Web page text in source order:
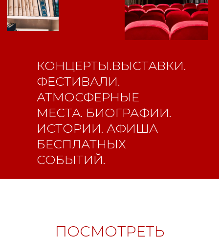
КОНЦЕРТЫ.ВЫСТАВКИ.
ФЕСТИВАЛИ.
АТМОСФЕРНЫЕ
МЕСТА. БИОГРАФИИ.
ИСТОРИИ. АФИША
БЕСПЛАТНЫХ
СОБЫТИЙ.
ПОСМОТРЕТЬ
Свидетельство о
регистрации СМИ ЭЛ №
ФС77-84346 от 08.12.2022
ISSN 3033-9081
RuTube
ОК